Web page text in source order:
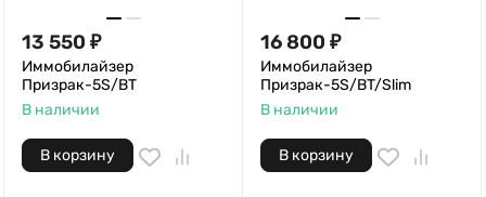
13 550 ₽
Иммобилайзер
Призрак-5S/BT
В наличии
В корзину
16 800 ₽
Иммобилайзер
Призрак-5S/BT/Slim
В наличии
В корзину